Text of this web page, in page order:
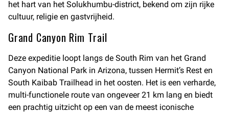
het hart van het Solukhumbu-district, bekend om zijn rijke
cultuur, religie en gastvrijheid.
Grand Canyon Rim Trail
Deze expeditie loopt langs de South Rim van het Grand
Canyon National Park in Arizona, tussen Hermit’s Rest en
South Kaibab Trailhead in het oosten. Het is een verharde,
multi-functionele route van ongeveer 21 km lang en biedt
een prachtig uitzicht op een van de meest iconische